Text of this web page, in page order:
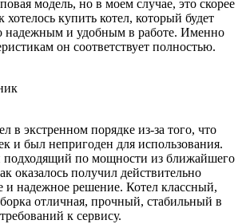
модель, но в моем случае, это скорее
хотелось купить котел, который будет
надежным и удобным в работе. Именно
он соответствует полностью.
в экстренном порядке из-за того, что
и был непригоден для использования.
подходящий по мощности из ближайшего
оказалось получил действительно
и надежное решение. Котел классный,
отличная, прочный, стабильный в
к сервису.